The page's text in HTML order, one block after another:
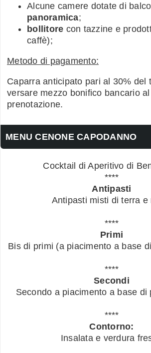
Alcune camere dotate di
panoramica;
bollitore con tazzine e
caffè);
Metodo di pagamento:
Caparra anticipato pari al 30% del
versare mezzo bonifico bancario
prenotazione.
MENU CENONE CAPODANNO
Cocktail di Aperitivo di
****
Antipasti
Antipasti misti di terra e
****
Primi
Bis di primi (a piacimento a base
****
Secondi
Secondo a piacimento a base di
****
Contorno:
Insalata e verdura